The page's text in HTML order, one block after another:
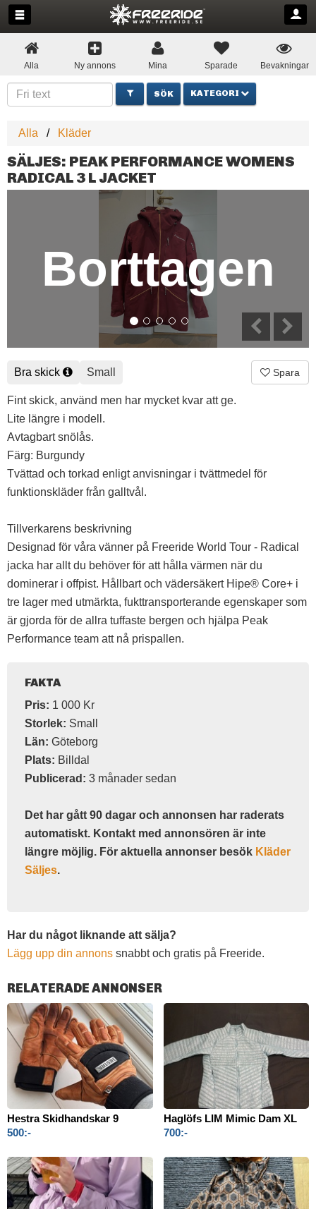
Alla Ny annons Mina Sparade Bevakningar
KATEGORI
Alla Kläder
SÄLJES: PEAK PERFORMANCE WOMENS
RADICAL 3 L JACKET
Borttagen
Spara
Bra skick Small
Fint skick, använd men har mycket kvar att ge.
Lite längre i modell.
Avtagbart snölås.
Färg: Burgundy
Tvättad och torkad enligt anvisningar i tvättmedel för
funktionskläder från galltvål.
Tillverkarens beskrivning
Designad för våra vänner på Freeride World Tour - Radical
jacka har allt du behöver för att hålla värmen när du
dominerar i offpist. Hållbart och vädersäkert Hipe® Core+ i
tre lager med utmärkta, fukttransporterande egenskaper som
är gjorda för de allra tuffaste bergen och hjälpa Peak
Performance team att nå prispallen.
FAKTA
Pris: 1 000 Kr
Storlek: Small
Län: Göteborg
Plats: Billdal
Publicerad: 3 månader sedan
Det har gått 90 dagar och annonsen har raderats
automatiskt. Kontakt med annonsören är inte
längre möjlig. För aktuella annonser besök Kläder
Säljes.
Har du något liknande att sälja?
Lägg upp din annons snabbt och gratis på Freeride.
RELATERADE ANNONSER
Hestra Skidhandskar 9
500:-
Haglöfs LIM Mimic Dam XL
700:-